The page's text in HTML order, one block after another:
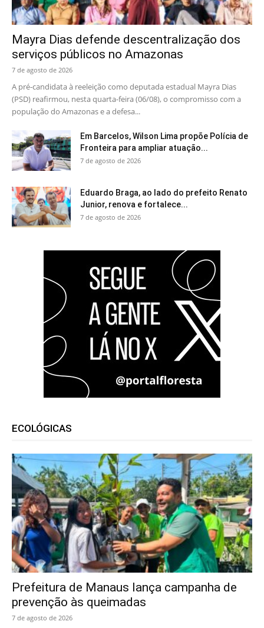
Mayra Dias defende descentralização dos
serviços públicos no Amazonas
7 de agosto de 2026
A pré-candidata à reeleição como deputada estadual Mayra Dias
(PSD) reafirmou, nesta quarta-feira (06/08), o compromisso com a
população do Amazonas e a defesa...
Em Barcelos, Wilson Lima propõe Polícia de
Fronteira para ampliar atuação...
7 de agosto de 2026
Eduardo Braga, ao lado do prefeito Renato
Junior, renova e fortalece...
7 de agosto de 2026
ECOLÓGICAS
Prefeitura de Manaus lança campanha de
prevenção às queimadas
7 de agosto de 2026